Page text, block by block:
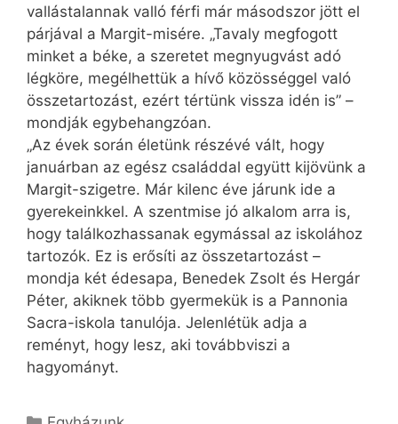
vallástalannak valló férfi már másodszor jött el
párjával a Margit-misére. „Tavaly megfogott
minket a béke, a szeretet megnyugvást adó
légköre, megélhettük a hívő közösséggel való
összetartozást, ezért tértünk vissza idén is” –
mondják egybehangzóan.
„Az évek során életünk részévé vált, hogy
januárban az egész családdal együtt kijövünk a
Margit-szigetre. Már kilenc éve járunk ide a
gyerekeinkkel. A szentmise jó alkalom arra is,
hogy találkozhassanak egymással az iskolához
tartozók. Ez is erősíti az összetartozást –
mondja két édesapa, Benedek Zsolt és Hergár
Péter, akiknek több gyermekük is a Pannonia
Sacra-iskola tanulója. Jelenlétük adja a
reményt, hogy lesz, aki továbbviszi a
hagyományt.
Kategória